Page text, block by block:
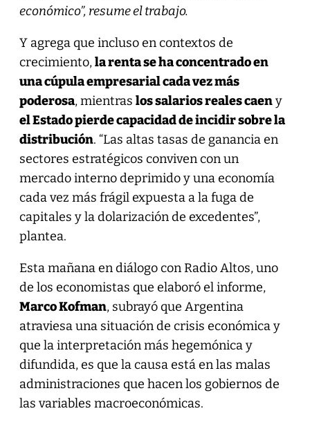
económico”, resume el trabajo.
Y agrega que incluso en contextos de
crecimiento,la renta se ha concentrado en
una cúpula empresarial cada vez más
poderosa, mientras los salarios reales caeny
el Estado pierde capacidad de incidir sobre la
distribución. “Las altas tasas de ganancia en
sectores estratégicos conviven con un
mercado interno deprimido y una economía
cada vez más frágil expuesta a la fuga de
capitales y la dolarización de excedentes”,
plantea.
Esta mañana en diálogo con Radio Altos, uno
de los economistas que elaboró el informe,
Marco Kofman, subrayó que Argentina
atraviesa una situación de crisis económica y
que la interpretación más hegemónica y
difundida, es que la causa está en las malas
administraciones que hacen los gobiernos de
las variables macroeconómicas.